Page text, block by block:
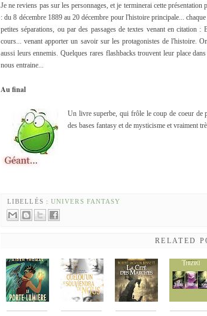
Je ne reviens pas sur les personnages, et je terminerai cette
: du 8 décembre 1889 au 20 décembre pour l'histoire principale...
petites séparations, ou par des passages de textes venant en citation
cours... venant apporter un savoir sur les protagonistes de l'histoire.
aussi leurs ennemis. Quelques rares flashbacks trouvent leur place
nous entraine...
Au final
Un livre superbe, qui frôle le coup de coeur de
des bases fantasy et de mysticisme et vraiment
LIBELLÉS :UNIVERS FANTASY
RELATED